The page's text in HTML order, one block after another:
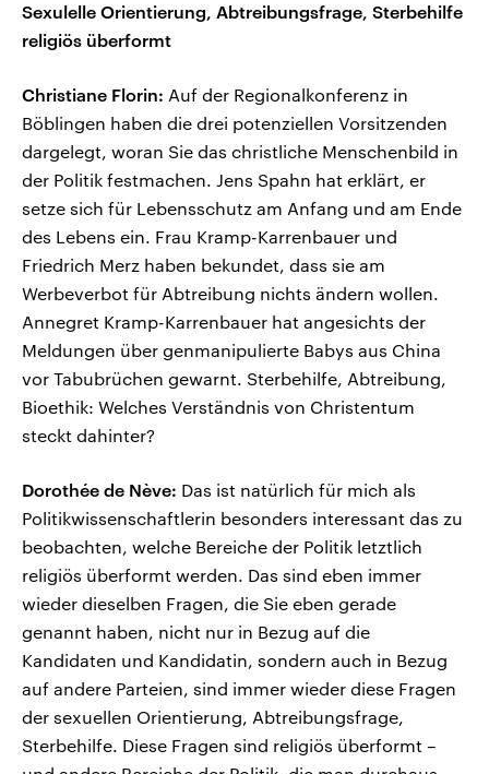
Sexulelle Orientierung, Abtreibungsfrage, Sterbehilfe
religiös überformt
Christiane Florin: Auf der Regionalkonferenz in
Böblingen haben die drei potenziellen Vorsitzenden
dargelegt, woran Sie das christliche Menschenbild in
der Politik festmachen. Jens Spahn hat erklärt, er
setze sich für Lebensschutz am Anfang und am Ende
des Lebens ein. Frau Kramp-Karrenbauer und
Friedrich Merz haben bekundet, dass sie am
Werbeverbot für Abtreibung nichts ändern wollen.
Annegret Kramp-Karrenbauer hat angesichts der
Meldungen über genmanipulierte Babys aus China
vor Tabubrüchen gewarnt. Sterbehilfe, Abtreibung,
Bioethik: Welches Verständnis von Christentum
steckt dahinter?
Dorothée de Nève: Das ist natürlich für mich als
Politikwissenschaftlerin besonders interessant das zu
beobachten, welche Bereiche der Politik letztlich
religiös überformt werden. Das sind eben immer
wieder dieselben Fragen, die Sie eben gerade
genannt haben, nicht nur in Bezug auf die
Kandidaten und Kandidatin, sondern auch in Bezug
auf andere Parteien, sind immer wieder diese Fragen
der sexuellen Orientierung, Abtreibungsfrage,
Sterbehilfe. Diese Fragen sind religiös überformt –